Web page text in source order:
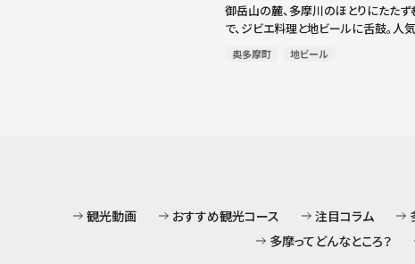
御岳山の麓、多摩川のほとりにたたず
で、ジビエ料理と地ビールに舌鼓。人
は自家製のローストビーフ丼「ボルケー
厚なお肉の旨味を、オリジナルのタレ
奥多摩町 地ビール
観光動画 おすすめ観光コース 注目コラム
多摩ってどんなところ？